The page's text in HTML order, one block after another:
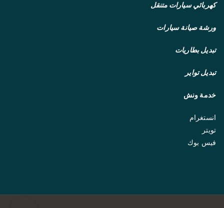
كهربائي سيارات متنقل
ورشة صيانة سيارات
تبديل بطاريات
تبديل تواير
خدمة ونش
انستغرام
تويتر
فيس بوك